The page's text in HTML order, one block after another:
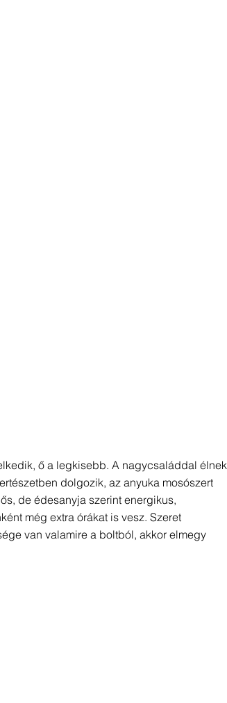
ő a legkisebb. A nagycsaláddal élnek
dolgozik, az anyuka mosószert
de édesanyja szerint energikus,
még extra órákat is vesz. Szeret
van valamire a boltból, akkor elmegy